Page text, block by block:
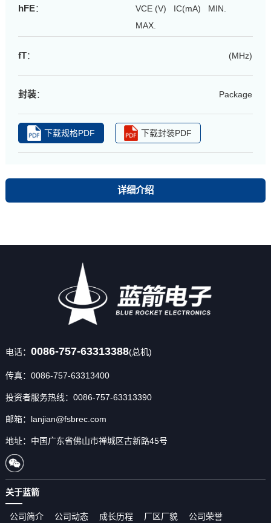
hFE：
VCE (V) IC(mA) MIN.
MAX.
fT： (MHz)
封装： Package
下载规格PDF 下载封装PDF
详细介绍
电话： 0086-757-63313388(总机)
传真：0086-757-63313400
投资者服务热线：0086-757-63313390
邮箱：lanjian@fsbrec.com
地址：中国广东省佛山市禅城区古新路45号
关于蓝箭
公司简介 公司动态 成长历程 厂区厂貌 公司荣誉